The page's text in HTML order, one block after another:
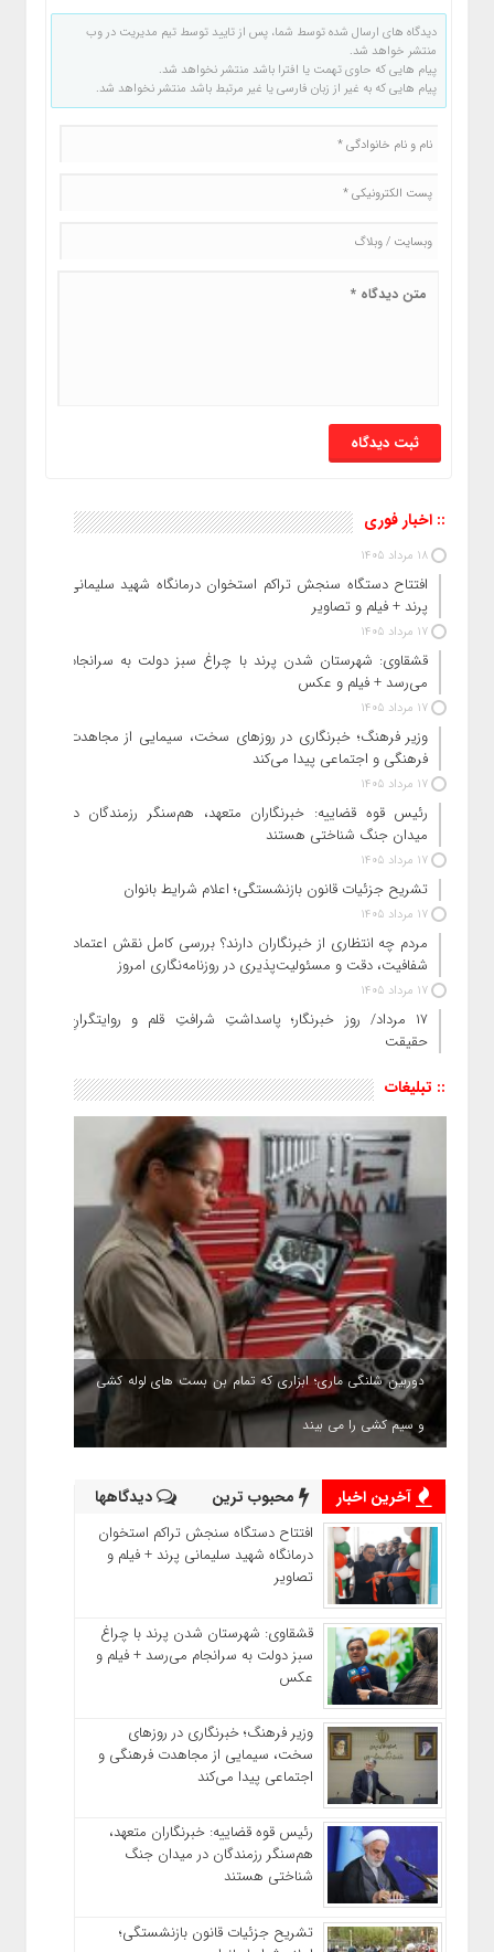
دیدگاه های ارسال شده توسط شما، پس از تایید توسط تیم مدیریت در وب
منتشر خواهد شد.
پیام هایی که حاوی تهمت یا افترا باشد منتشر نخواهد شد.
پیام هایی که به غیر از زبان فارسی یا غیر مرتبط باشد منتشر نخواهد شد.
:: اخبار فوری
18 مرداد 1405
افتتاح دستگاه سنجش تراکم استخوان درمانگاه شهید سلیمانی
پرند + فیلم و تصاویر
17 مرداد 1405
قشقاوی: شهرستان شدن پرند با چراغ سبز دولت به سرانجام
می‌رسد + فیلم و عکس
17 مرداد 1405
وزیر فرهنگ؛ خبرنگاری در روزهای سخت، سیمایی از مجاهدت
فرهنگی و اجتماعی پیدا می‌کند
17 مرداد 1405
رئیس قوه قضاییه: خبرنگاران متعهد، هم‌سنگر رزمندگان در
میدان جنگ شناختی هستند
17 مرداد 1405
تشریح جزئیات قانون بازنشستگی؛ اعلام شرایط بانوان
17 مرداد 1405
مردم چه انتظاری از خبرنگاران دارند؟ بررسی کامل نقش اعتماد،
شفافیت، دقت و مسئولیت‌پذیری در روزنامه‌نگاری امروز
17 مرداد 1405
۱۷ مرداد/ روز خبرنگار؛ پاسداشتِ شرافتِ قلم و روایتگرانِ
حقیقت
:: تبلیغات
دوربین شلنگی ماری؛ ابزاری که تمام بن بست های لوله کشی
و سیم کشی را می بیند
آخرین اخبار محبوب ترین دیدگاهها
افتتاح دستگاه سنجش تراکم استخوان
درمانگاه شهید سلیمانی پرند + فیلم و
تصاویر
قشقاوی: شهرستان شدن پرند با چراغ
سبز دولت به سرانجام می‌رسد + فیلم و
عکس
وزیر فرهنگ؛ خبرنگاری در روزهای
سخت، سیمایی از مجاهدت فرهنگی و
اجتماعی پیدا می‌کند
رئیس قوه قضاییه: خبرنگاران متعهد،
هم‌سنگر رزمندگان در میدان جنگ
شناختی هستند
تشریح جزئیات قانون بازنشستگی؛